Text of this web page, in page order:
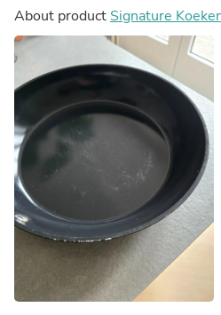
About product Signature